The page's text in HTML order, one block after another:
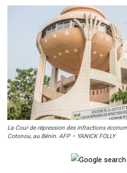
La Cour de répression des infractions
Cotonou, au Bénin. AFP – YANICK FOLLY